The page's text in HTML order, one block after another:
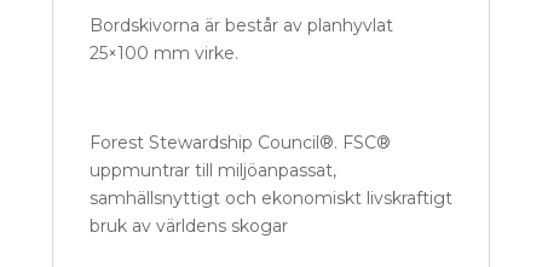
Bordskivorna är består av planhyvlat
25×100 mm virke.
Forest Stewardship Council®. FSC®
uppmuntrar till miljöanpassat,
samhällsnyttigt och ekonomiskt livskraftigt
bruk av världens skogar